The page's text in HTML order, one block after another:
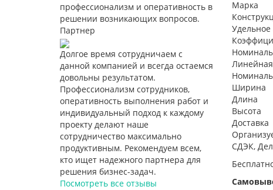
профессионализм и оперативность в
решении возникающих вопросов.
Партнер
Долгое время сотрудничаем с
данной компанией и всегда остаемся
довольны результатом.
Профессионализм сотрудников,
оперативность выполнения работ и
индивидуальный подход к каждому
проекту делают наше
сотрудничество максимально
продуктивным. Рекомендуем всем,
кто ищет надежного партнера для
решения бизнес-задач.
Посмотреть все отзывы
Марка
Удельное
Ширина
Длина
Высота
Доставка
СДЭК,